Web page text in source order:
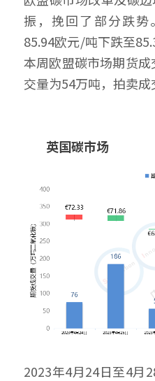
振，挽回了部分跌
85.94欧元/吨下跌至
本周欧盟碳市场期货
交量为54万吨，拍卖成
        英国碳市场
2023年4月24日至4月